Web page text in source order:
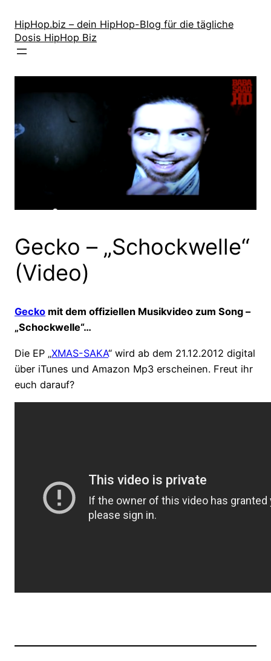
Inhalt
springen
HipHop.biz – dein HipHop-Blog für die tägliche
Dosis HipHop Biz
Gecko – „Schockwelle“
(Video)
Gecko mit dem offiziellen Musikvideo zum Song –
„Schockwelle“…
Die EP „XMAS-SAKA“ wird ab dem 21.12.2012 digital
über iTunes und Amazon Mp3 erscheinen. Freut ihr
euch darauf?